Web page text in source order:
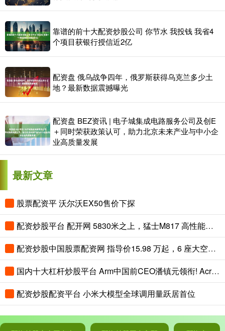
靠谱的前十大配资炒股公司 你节水 我投钱 我省4
个项目获银行授信近2亿
配资盘 俄乌战争四年，俄罗斯获得乌克兰多少土
地？最新数据震撼曝光
配资盘 BEZ资讯 | 电子城集成电路服务公司及创E
＋同时荣获政策认可，助力北京未来产业与中小企
业高质量发展
最新文章
股票配资平 沃尔沃EX50售价下探
配资炒股平台 配开网 5830米之上，猛士M817 高性能版用华为乾崑智驾ADS 5攀珠峰
配资炒股中国股票配资网 指导价15.98 万起，6 座大空间，试驾华境 S，家用选它？
国内十大杠杆炒股平台 Arm中国前CEO潘镇元领衔! Acrab发布5nm AI芯片Gelix 1 性能远超M4 Pro
配资炒股配资平台 小米大模型全球调用量跃居首位